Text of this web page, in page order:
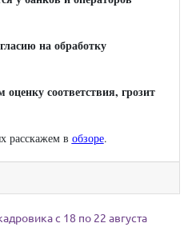
на обработку
соответствия, грозит
расскажем в обзоре.
с 18 по 22 августа